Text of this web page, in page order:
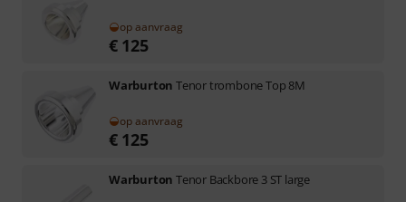
op aanvraag
€ 125
Warburton Tenor trombone Top 8M
op aanvraag
€ 125
Warburton Tenor Backbore 3 ST large